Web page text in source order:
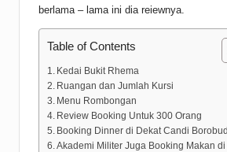
berlama – lama ini dia reiewnya.
Table of Contents
Kedai Bukit Rhema
Ruangan dan Jumlah Kursi
Menu Rombongan
Review Booking Untuk 300 Orang
Booking Dinner di Dekat Candi
Akademi Militer Juga Booking Makan di